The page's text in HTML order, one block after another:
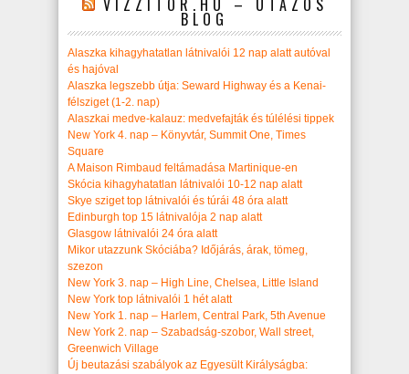
VIZZITOR.HU – UTAZÓS
BLOG
Alaszka kihagyhatatlan látnivalói 12 nap alatt autóval
és hajóval
Alaszka legszebb útja: Seward Highway és a Kenai-
félsziget (1-2. nap)
Alaszkai medve-kalauz: medvefajták és túlélési tippek
New York 4. nap – Könyvtár, Summit One, Times
Square
A Maison Rimbaud feltámadása Martinique-en
Skócia kihagyhatatlan látnivalói 10-12 nap alatt
Skye sziget top látnivalói és túrái 48 óra alatt
Edinburgh top 15 látnivalója 2 nap alatt
Glasgow látnivalói 24 óra alatt
Mikor utazzunk Skóciába? Időjárás, árak, tömeg,
szezon
New York 3. nap – High Line, Chelsea, Little Island
New York top látnivalói 1 hét alatt
New York 1. nap – Harlem, Central Park, 5th Avenue
New York 2. nap – Szabadság-szobor, Wall street,
Greenwich Village
Új beutazási szabályok az Egyesült Királyságba: